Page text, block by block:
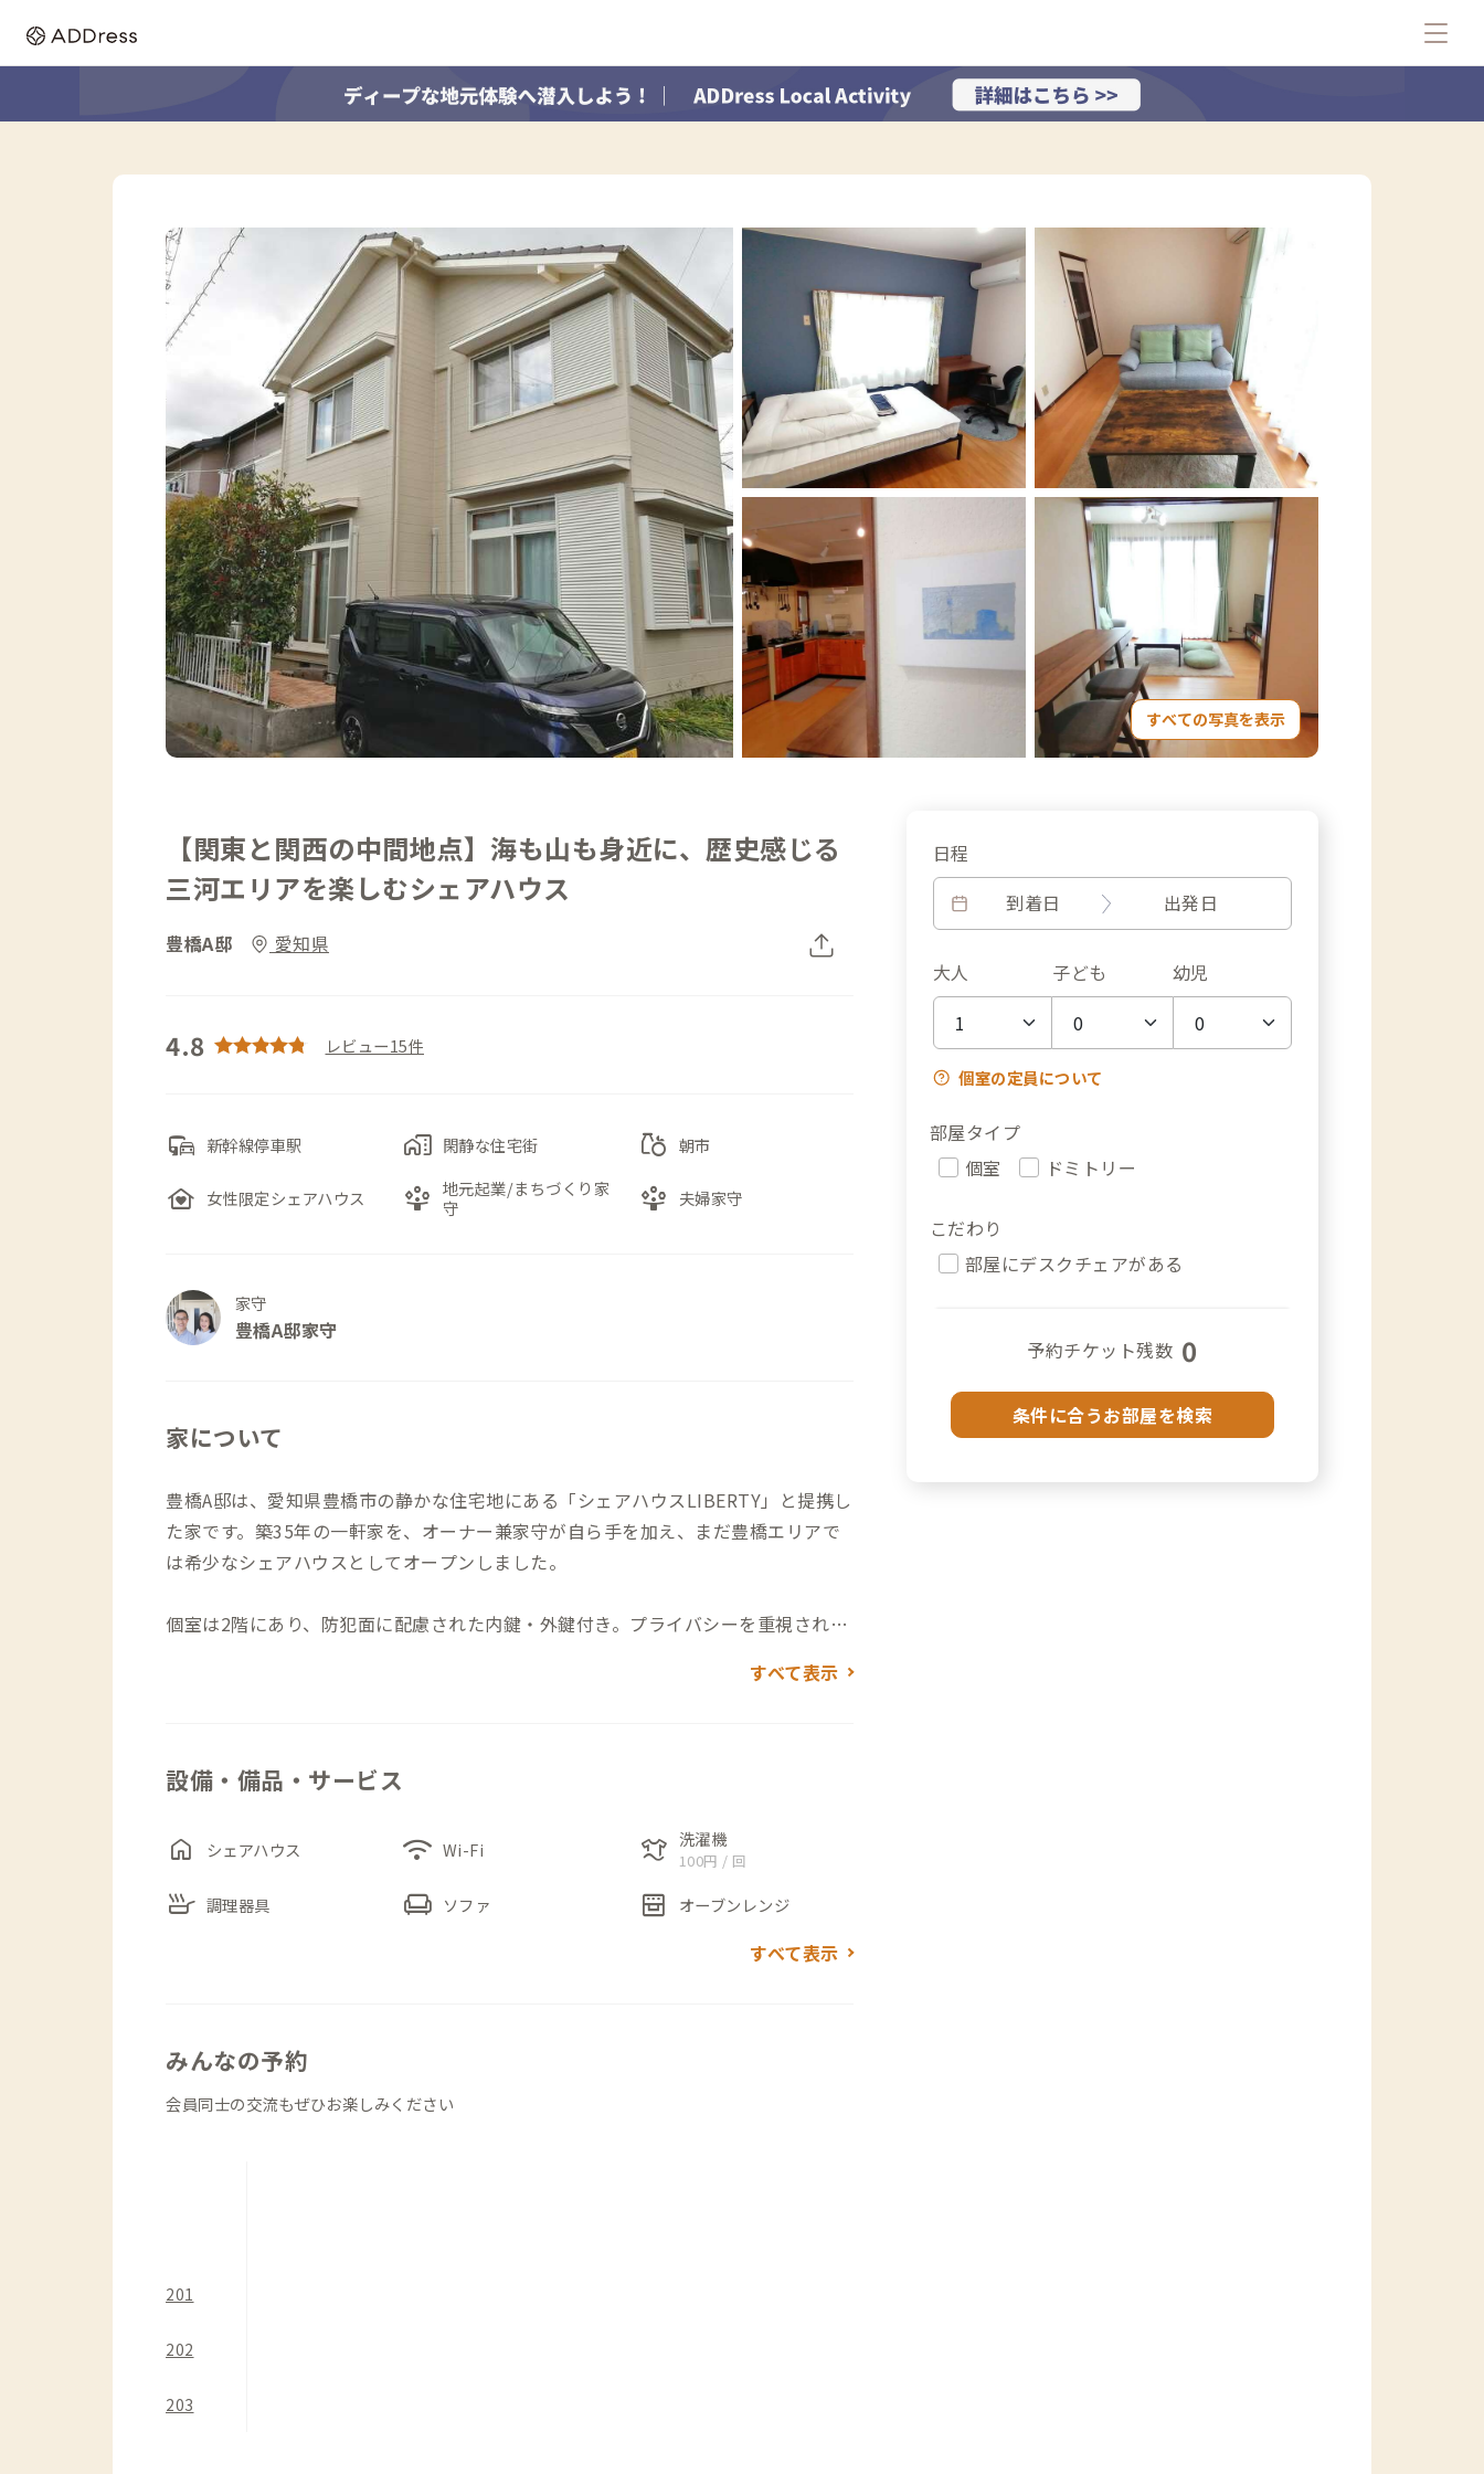
すべての写真を表示
【関東と関西の中間地点】海も山も身近に、歴史感じる
三河エリアを楽しむシェアハウス
豊橋A邸 愛知県
4.8 レビュー15件
commute 新幹線停車駅 home_work 閑静な住宅街 grocery 朝市
family_home 女性限定シェアハウス person_play 地元起業/まちづくり家
守
person_play 夫婦家守
家守
豊橋A邸家守
家について
豊橋A邸は、愛知県豊橋市の静かな住宅地にある「シェアハウスLIBERTY」と提携し
た家です。築35年の一軒家を、オーナー兼家守が自ら手を加え、まだ豊橋エリアで
は希少なシェアハウスとしてオープンしました。
個室は2階にあり、防犯面に配慮された内鍵・外鍵付き。プライバシーを重視される
ルがあり、思い思いの場所で寛げます。L型キッチンは、複数人の作業にも十分なス
取り付け、断熱効果と防音性がUP。より静かで快適な建物になりました。
駅前のにぎやかさから少し離れ、落ち着いたエリアにある豊橋A邸。車で30分走る
流れており、堤防沿いはお散歩におすすめ。自転車と一緒に対岸まで渡れる、渡し
すべて表示
設備・備品・サービス
home シェアハウス wifi Wi-Fi laundry 洗濯機
100円 / 回
skillet 調理器具 chair ソファ oven_gen オーブンレンジ
すべて表示
日程
到着日
出発日
大人 子ども 幼児
個室の定員について
部屋タイプ
個室
ドミトリー
こだわり
部屋にデスクチェアがある
予約チケット残数 0
条件に合うお部屋を検索
みんなの予約
会員同士の交流もぜひお楽しみください
201
202
203